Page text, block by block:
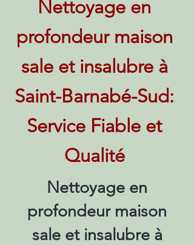
Nettoyage en
profondeur maison
sale et insalubre à
Saint-Barnabé-Sud:
Service Fiable et
Qualité
Nettoyage en
profondeur maison
sale et insalubre à